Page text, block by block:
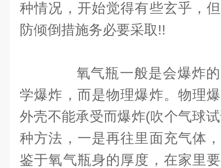
种情况，开始觉得有些玄乎，
防倾倒措施务必要采取!!
氧气瓶一般是会爆炸的
学爆炸，而是物理爆炸。物理
外壳不能承受而爆炸(吹个气球
种方法，一是再往里面充气体
鉴于氧气瓶身的厚度，在家里